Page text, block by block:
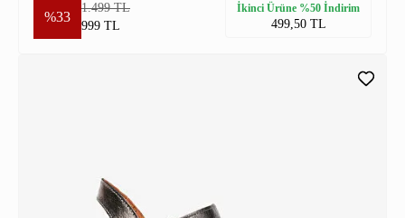
%33
1.499 TL
999 TL
İkinci Ürüne %50 İndirim
499,50 TL